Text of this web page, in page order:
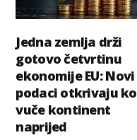
Jedna zemlja drži
gotovo četvrtinu
ekonomije EU: Novi
podaci otkrivaju ko
vuče kontinent
naprijed